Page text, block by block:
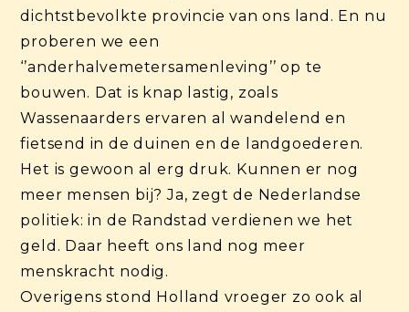
dichtstbevolkte provincie van ons land. En nu
proberen we een
‘’anderhalvemetersamenleving’’ op te
bouwen. Dat is knap lastig, zoals
Wassenaarders ervaren al wandelend en
fietsend in de duinen en de landgoederen.
Het is gewoon al erg druk. Kunnen er nog
meer mensen bij? Ja, zegt de Nederlandse
politiek: in de Randstad verdienen we het
geld. Daar heeft ons land nog meer
menskracht nodig.
Overigens stond Holland vroeger zo ook al